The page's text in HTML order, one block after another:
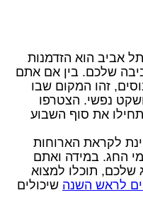
אביב הוא הזדמנות
שלכם. בין אם אתם
זהו המקום שבו
נפשי. הצטרפו
את סוף השבוע
לקראת הארוחות
החג. במידה ואתם
שלכם, תוכלו למצוא
לראש השנה שיכולים